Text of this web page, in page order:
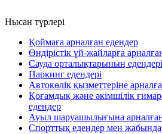
Нысан түрлері
Қоймаға арналған едендер
Өндірістік үй-жайларға
Сауда орталықтарының едендері
Паркинг едендері
Автокөлік қызметтеріне
Қоғамдық және әкімшілік
едендер
Ауыл шаруашылығына
Спорттық едендер мен